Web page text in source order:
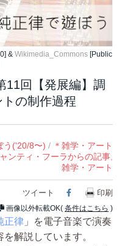
& Wikimedia_Commons[Public
11回【発展編】調
の制作過程
う('20/8〜) / ＊雑学・アート
ンティ・フーラからの記事
雑学・アート
ツイート Facebook
印刷
画像以外転載OK( 条件はこちら )
正律 」を電子音楽で演奏
解説しています。